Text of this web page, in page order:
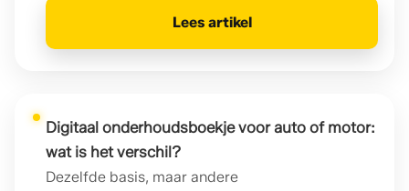
Lees artikel
Digitaal onderhoudsboekje voor auto of motor:
wat is het verschil?
Dezelfde basis, maar andere